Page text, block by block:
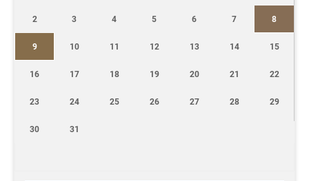
2 3 4 5 6 7 8
9 10 11 12 13 14 15
16 17 18 19 20 21 22
23 24 25 26 27 28 29
30 31